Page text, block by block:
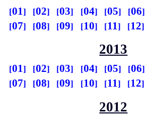
01 02 03 04 05
06
07
08 09 10 11 12
2013
01 02 03 04 05
06
07
08 09 10 11 12
2012